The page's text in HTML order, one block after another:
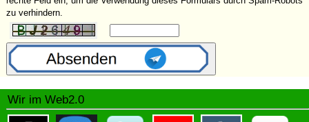
zu verhindern.
Wir im Web2.0